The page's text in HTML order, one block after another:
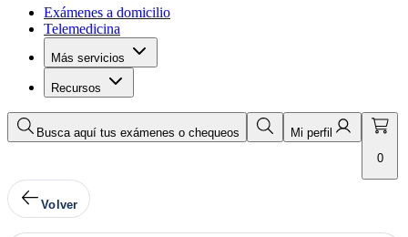
Exámenes a domicilio
Telemedicina
Más servicios
Recursos
Busca aquí tus exámenes o chequeos
Mi perfil
0
Volver